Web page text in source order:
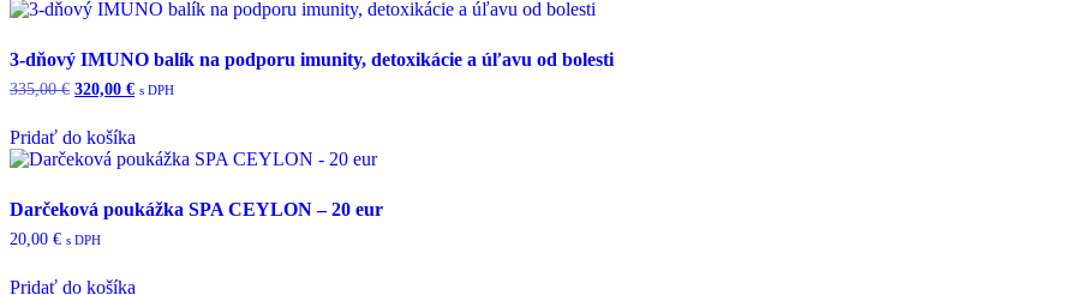
3-dňový IMUNO balík na podporu imunity, detoxikácie a úľavu od bolesti
335,00€ Pôvodná
bola:
335,00 €.
320,00 € Aktuálna
320,00 €.
s DPH
Pridať do košíka
Darčeková poukážka SPA CEYLON – 20 eur
20,00 € s DPH
Pridať do košíka